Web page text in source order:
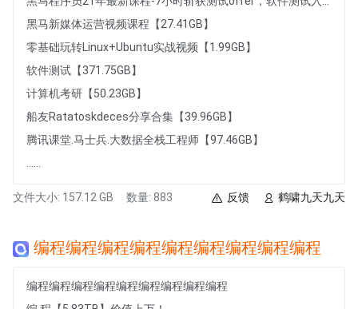
黑马新媒体运营视频课程【27.41GB】
零基础玩转Linux+Ubuntu实战视频【1.99GB】
软件测试【371.75GB】
计算机考研【50.23GB】
船友Ratatoskdeces分享合集【39.96GB】
腾讯课堂.马士兵.大数据全栈工程师【97.46GB】
文件大小: 157.12 GB 数量: 883 鹤啸九天九天
反馈
编程编程编程编程编程编程编程编程编程
编程编程编程编程编程编程编程编程编程